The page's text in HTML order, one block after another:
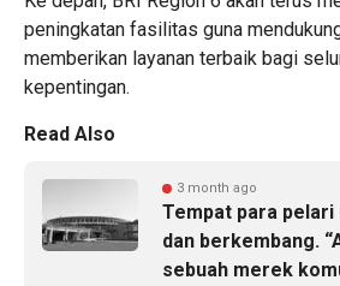
peningkatan fasilitas guna
memberikan layanan terbaik bagi
kepentingan.
Read Also
3 month ago
Tempat para pelari
dan berkembang.
sebuah merek